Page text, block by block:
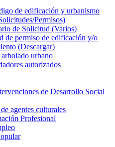
de edificación y urbanismo
Permisos)
de Solicitud (Varios)
de permiso de edificación y/o
(Descargar)
urbano
autorizados
de Desarrollo Social
agentes culturales
Profesional